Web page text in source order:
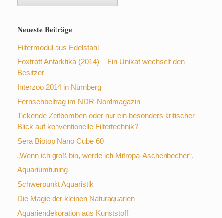
Neueste Beiträge
Filtermodul aus Edelstahl
Foxtrott Antarktika (2014) – Ein Unikat wechselt den
Besitzer
Interzoo 2014 in Nürnberg
Fernsehbeitrag im NDR-Nordmagazin
Tickende Zeitbomben oder nur ein besonders kritischer
Blick auf konventionelle Filtertechnik?
Sera Biotop Nano Cube 60
„Wenn ich groß bin, werde ich Mitropa-Aschenbecher“.
Aquariumtuning
Schwerpunkt Aquaristik
Die Magie der kleinen Naturaquarien
Aquariendekoration aus Kunststoff